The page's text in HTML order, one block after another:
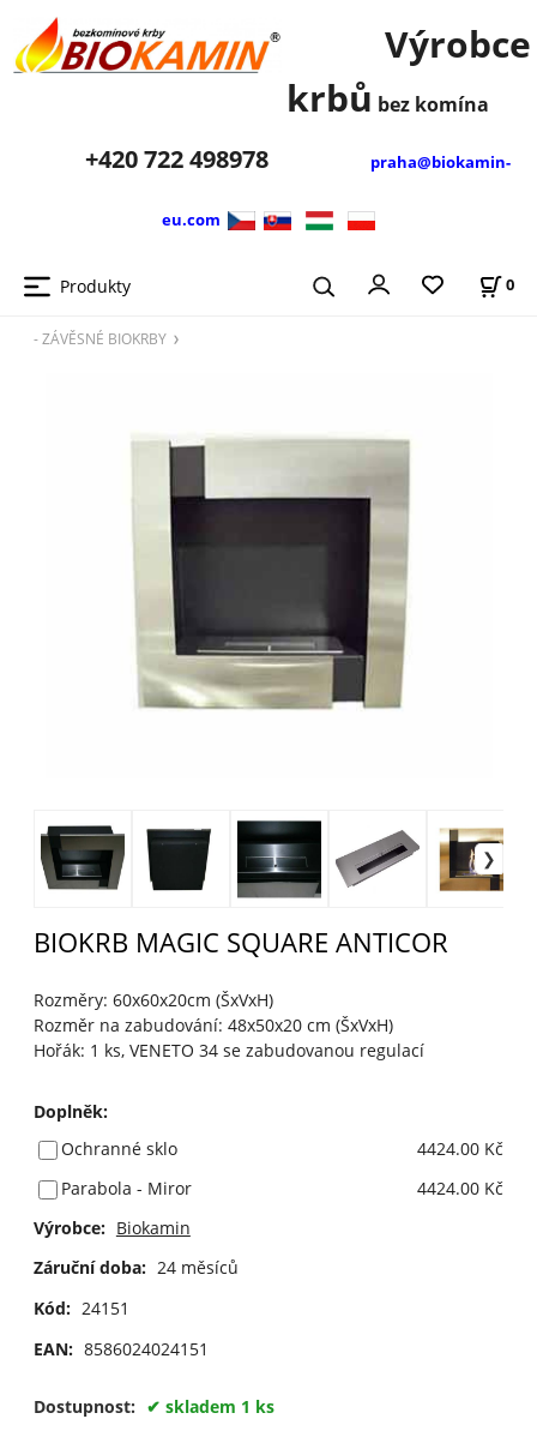
Výrobce
krbů bez komína
+420722 498978 praha@biokamin-
eu.com
Produkty 0
- ZÁVĚSNÉ BIOKRBY
BIOKRB MAGIC SQUARE ANTICOR
Rozměry: 60x60x20cm (ŠxVxH)
Rozměr na zabudování: 48x50x20 cm (ŠxVxH)
Hořák: 1 ks, VENETO 34 se zabudovanou regulací
Doplněk:
Ochranné sklo
4424.00 Kč
Parabola - Miror
4424.00 Kč
Výrobce: Biokamin
Záruční doba: 24 měsíců
Kód: 24151
EAN: 8586024024151
Dostupnost: skladem 1 ks